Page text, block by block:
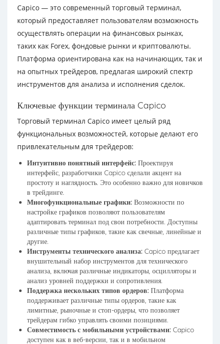
Capico — это современный торговый терминал,
который предоставляет пользователям возможность
осуществлять операции на финансовых рынках,
таких как Forex, фондовые рынки и криптовалюты.
Платформа ориентирована как на начинающих, так и
на опытных трейдеров, предлагая широкий спектр
инструментов для анализа и исполнения сделок.
Ключевые функции терминала Capico
Торговый терминал Capico имеет целый ряд
функциональных возможностей, которые делают его
привлекательным для трейдеров:
Интуитивно понятный интерфейс: Проектируя
интерфейс, разработчики Capico сделали акцент на
простоту и наглядность. Это особенно важно для новичков
в трейдинге.
Многофункциональные графики: Возможности по
настройке графиков позволяют пользователям
адаптировать терминал под свои потребности. Доступны
различные типы графиков, такие как свечные, линейные и
другие.
Инструменты технического анализа: Capico предлагает
внушительный набор инструментов для технического
анализа, включая различные индикаторы, осцилляторы и
анализ уровней поддержки и сопротивления.
Поддержка нескольких типов ордеров: Платформа
поддерживает различные типы ордеров, такие как
лимитные, рыночные и стоп-ордеры, что позволяет
трейдерам гибко управлять своими позициями.
Совместимость с мобильными устройствами: Capico
доступен как в веб-версии, так и в мобильном